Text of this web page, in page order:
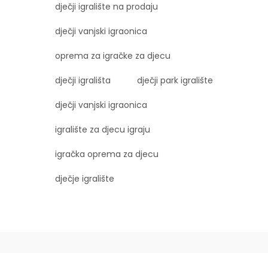
dječji igralište na prodaju
dječji vanjski igraonica
oprema za igračke za djecu
dječji igrališta dječji park igralište
dječji vanjski igraonica
igralište za djecu igraju
igračka oprema za djecu
dječje igralište